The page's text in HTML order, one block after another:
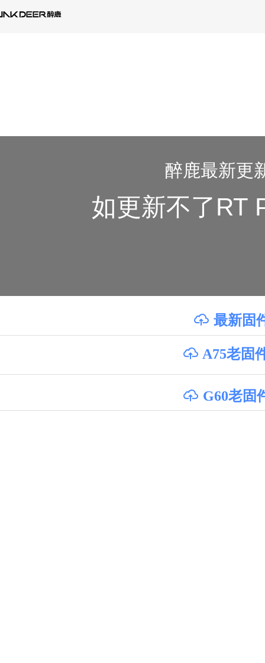
醉鹿最新更
如更新不了RT
ꁶ 最新固
ꁶ A75老固
ꁶ G60老固